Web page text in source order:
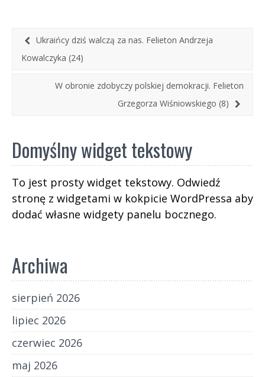
Ukraińcy dziś walczą za nas. Felieton Andrzeja
Kowalczyka (24)
W obronie zdobyczy polskiej demokracji. Felieton
Grzegorza Wiśniowskiego (8)
Domyślny widget tekstowy
To jest prosty widget tekstowy. Odwiedź
stronę z widgetami w kokpicie WordPressa aby
dodać własne widgety panelu bocznego.
Archiwa
sierpień 2026
lipiec 2026
czerwiec 2026
maj 2026